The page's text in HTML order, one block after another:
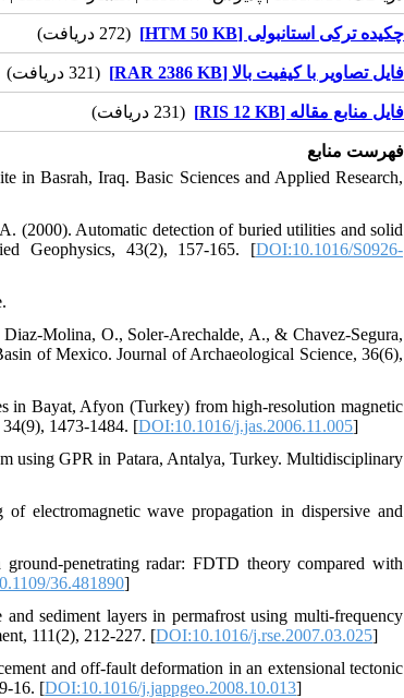
چکیده ترکی استانبولی [HTM 50 KB] (272 دریافت)
فایل تصاویر با کیفیت بالا [RAR 2386 KB] (321 دریافت)
فایل منابع مقاله [RIS 12 KB] (231 دریافت)
فهرست منابع
Basrah, Iraq. Basic Sciences and Applied Research,
(2000). Automatic detection of buried utilities and solid
Geophysics, 43(2), 157-165. [DOI:10.1016/S0926-
Molina, O., Soler-Arechalde, A., & Chavez-Segura,
of Mexico. Journal of Archaeological Science, 36(6),
in Bayat, Afyon (Turkey) from high-resolution magnetic
34(9), 1473-1484. [DOI:10.1016/j.jas.2006.11.005]
using GPR in Patara, Antalya, Turkey. Multidisciplinary
electromagnetic wave propagation in dispersive and
penetrating radar: FDTD theory compared with
36.481890]
sediment layers in permafrost using multi-frequency
111(2), 212-227. [DOI:10.1016/j.rse.2007.03.025]
and off-fault deformation in an extensional tectonic
16. [DOI:10.1016/j.jappgeo.2008.10.013]